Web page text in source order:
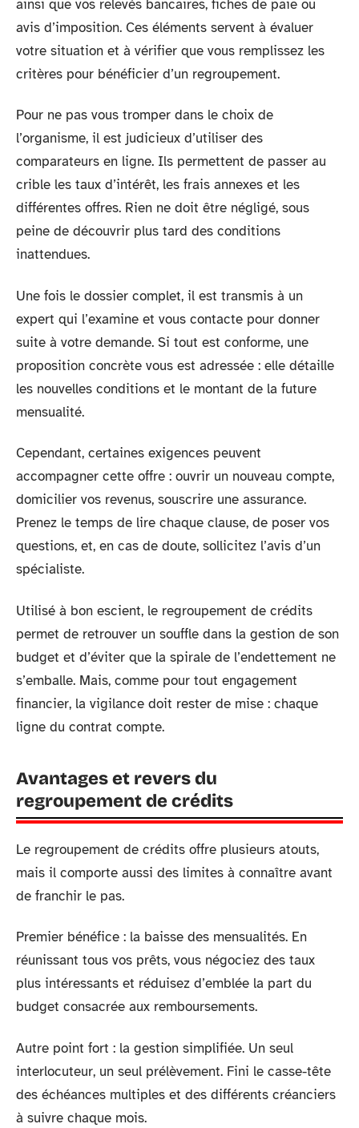
ainsi que vos relevés bancaires, fiches de paie ou
avis d’imposition. Ces éléments servent à évaluer
votre situation et à vérifier que vous remplissez les
critères pour bénéficier d’un regroupement.
Pour ne pas vous tromper dans le choix de
l’organisme, il est judicieux d’utiliser des
comparateurs en ligne. Ils permettent de passer au
crible les taux d’intérêt, les frais annexes et les
différentes offres. Rien ne doit être négligé, sous
peine de découvrir plus tard des conditions
inattendues.
Une fois le dossier complet, il est transmis à un
expert qui l’examine et vous contacte pour donner
suite à votre demande. Si tout est conforme, une
proposition concrète vous est adressée : elle détaille
les nouvelles conditions et le montant de la future
mensualité.
Cependant, certaines exigences peuvent
accompagner cette offre : ouvrir un nouveau compte,
domicilier vos revenus, souscrire une assurance.
Prenez le temps de lire chaque clause, de poser vos
questions, et, en cas de doute, sollicitez l’avis d’un
spécialiste.
Utilisé à bon escient, le regroupement de crédits
permet de retrouver un souffle dans la gestion de son
budget et d’éviter que la spirale de l’endettement ne
s’emballe. Mais, comme pour tout engagement
financier, la vigilance doit rester de mise : chaque
ligne du contrat compte.
Avantages et revers du
regroupement de crédits
Le regroupement de crédits offre plusieurs atouts,
mais il comporte aussi des limites à connaître avant
de franchir le pas.
Premier bénéfice : la baisse des mensualités. En
réunissant tous vos prêts, vous négociez des taux
plus intéressants et réduisez d’emblée la part du
budget consacrée aux remboursements.
Autre point fort : la gestion simplifiée. Un seul
interlocuteur, un seul prélèvement. Fini le casse-tête
des échéances multiples et des différents créanciers
à suivre chaque mois.